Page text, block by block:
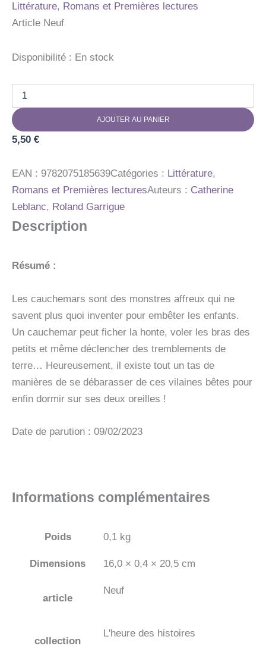
Littérature, Romans et Premières lectures
Article Neuf
Disponibilité : En stock
COMMENT
RATATINER
LES
AJOUTER AU PANIER
5,50 €
EAN : 9782075185639Catégories : Littérature,
Romans et Premières lecturesAuteurs : Catherine
Leblanc, Roland Garrigue
Description
Résumé :
Les cauchemars sont des monstres affreux qui ne
savent plus quoi inventer pour embêter les enfants.
Un cauchemar peut ficher la honte, voler les bras des
petits et même déclencher des tremblements de
terre… Heureusement, il existe tout un tas de
manières de se débarasser de ces vilaines bêtes pour
enfin dormir sur ses deux oreilles !
Date de parution : 09/02/2023
Informations complémentaires
Poids 0,1 kg
Dimensions 16,0 × 0,4 × 20,5 cm
article
Neuf
collection
L'heure des histoires